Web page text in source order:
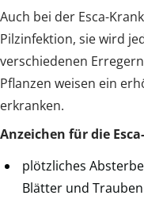
Auch bei der Esca-
Pilzinfektion, sie wird
verschiedenen
Pflanzen weisen ein
erkranken.
Anzeichen für die
plötzliches
Blätter und Trauben